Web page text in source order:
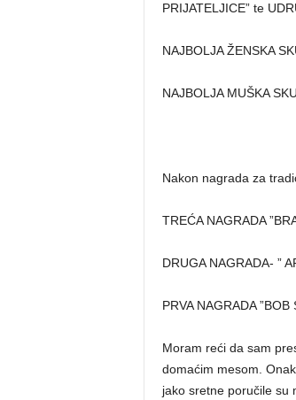
PRIJATELJICE” te
NAJBOLJA ŽENSKA
NAJBOLJA MUŠKA
Nakon nagrada za
TREĆA NAGRADA
DRUGA NAGRADA- ”
PRVA NAGRADA
Moram reći da sam
domaćim mesom.
jako sretne poručile su